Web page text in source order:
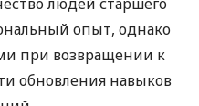
опыт, однако
при возвращении к
обновления навыков